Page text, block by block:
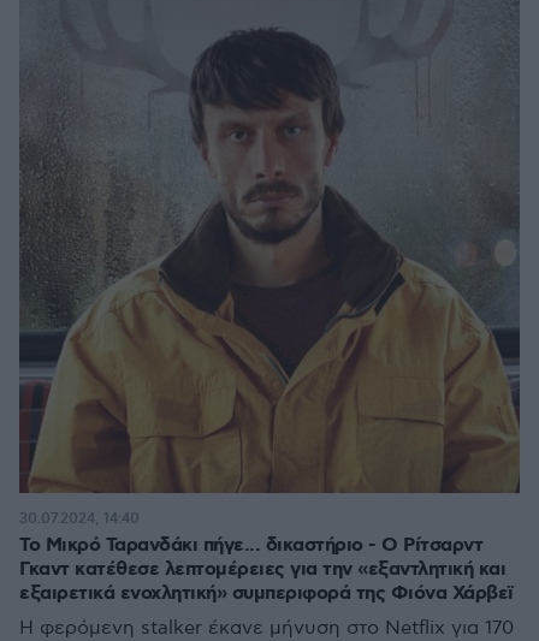
Το Μικρό Ταρανδάκι πήγε... δικαστήριο - Ο Ρίτσαρντ
Γκαντ κατέθεσε λεπτομέρειες για την «εξαντλητική και
εξαιρετικά ενοχλητική» συμπεριφορά της Φιόνα Χάρβεϊ
Η φερόμενη stalker έκανε μήνυση στο Netflix για 170
30.07.2024, 14:40